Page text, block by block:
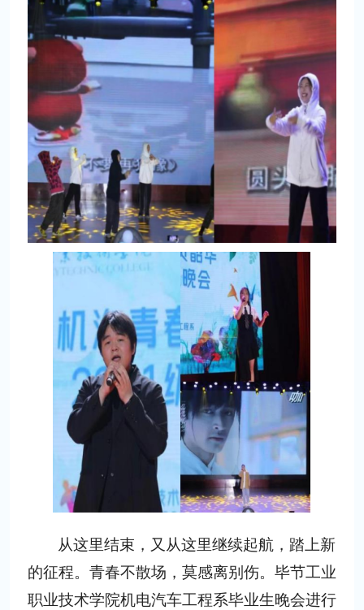
从这里结束，又从这里继续起航，踏上新
的征程。青春不散场，莫感离别伤。毕节工业
职业技术学院机电汽车工程系毕业生晚会进行